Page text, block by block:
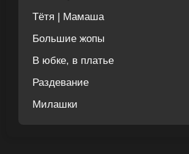
Тётя | Мамаша
Большие жопы
В юбке, в платье
Раздевание
Милашки